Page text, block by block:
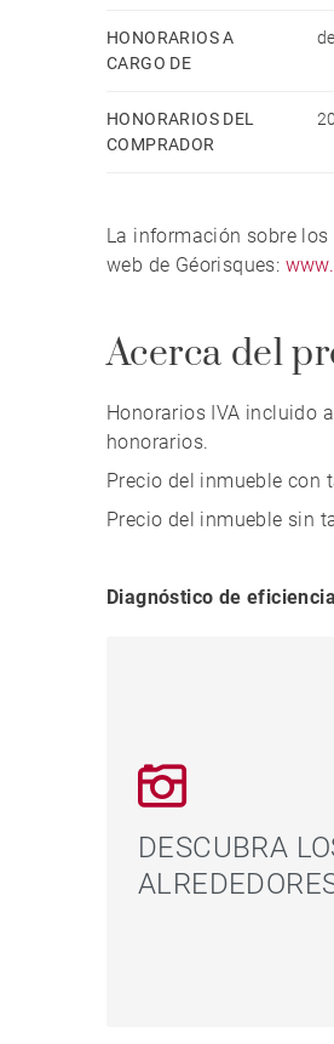
HONORARIOS A
CARGO DE
HONORARIOS DEL
COMPRADOR
La información sobre
web de Géorisques:
Acerca del
Honorarios IVA incluido
honorarios.
Precio del inmueble con
Precio del inmueble sin
Diagnóstico de
DESCUBRA